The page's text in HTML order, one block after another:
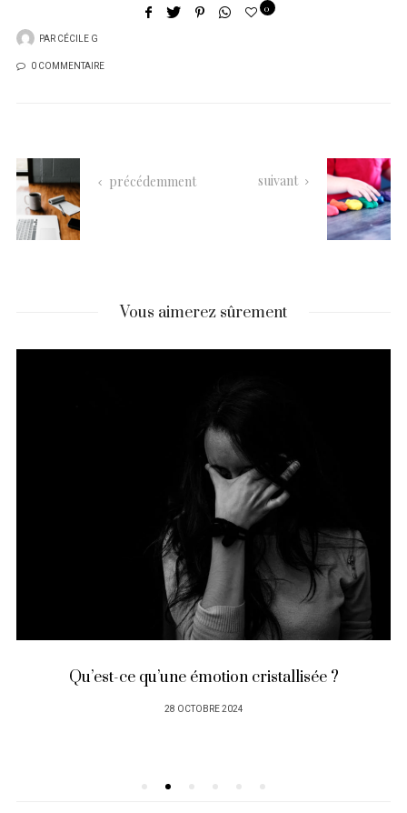
PAR CÉCILE G
0
0 COMMENTAIRE
précédemment suivant
Vous aimerez sûrement
Qu’est-ce qu’une émotion cristallisée ?
PUBLIÉ
28 OCTOBRE 2024